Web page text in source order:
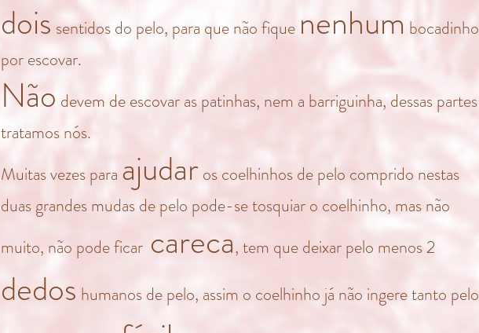
dois sentidos do pelo, para que não fique nenhum bocadinho
por escovar.
Não devem de escovar as patinhas, nem a barriguinha, dessas partes
tratamos nós.
Muitas vezes para ajudaros coelhinhos de pelo comprido nestas
duas grandes mudas de pelo pode-se tosquiar o coelhinho, mas não
muito, não pode ficar careca, tem que deixar pelo menos 2
dedos humanos de pelo, assim o coelhinho já não ingere tanto pelo